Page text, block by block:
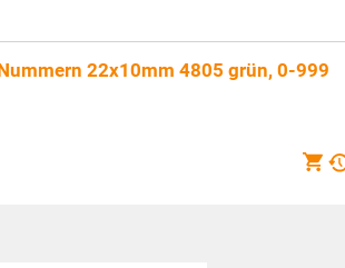
22x10mm 4805 grün, 0-999